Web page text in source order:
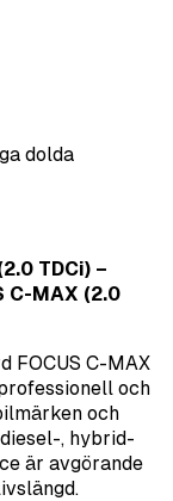
dolda
TDCi) –
C-MAX (2.0
FOCUS C-MAX
och
och
, hybrid-
är avgörande